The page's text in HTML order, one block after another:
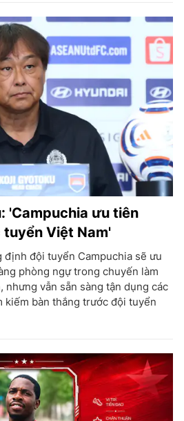
'Campuchia ưu tiên
Việt Nam'
định đội tuyển Campuchia sẽ ưu
phòng ngự trong chuyến làm
nhưng vẫn sẵn sàng tận dụng các
kiếm bàn thắng trước đội tuyển